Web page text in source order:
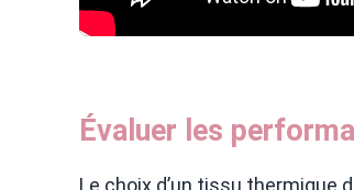
Évaluer les
Le choix d’un tissu thermique